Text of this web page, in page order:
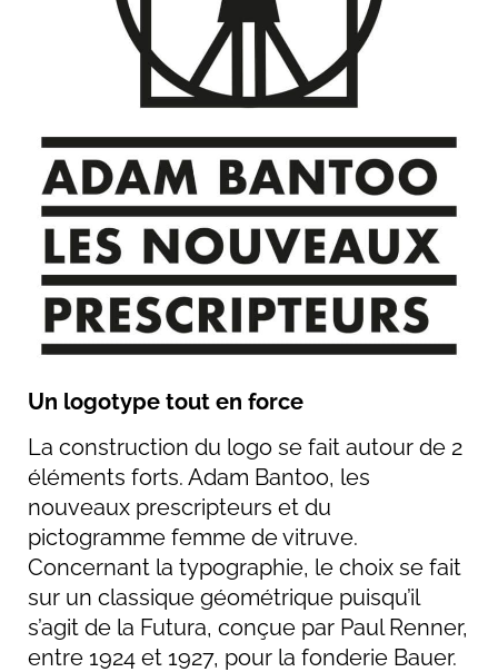
Un logotype tout en force
La construction du logo se fait autour de 2
éléments forts. Adam Bantoo, les
nouveaux prescripteurs et du
pictogramme femme de vitruve.
Concernant la typographie, le choix se fait
sur un classique géométrique puisqu’il
s’agit de la Futura, conçue par Paul Renner,
entre 1924 et 1927, pour la fonderie Bauer.